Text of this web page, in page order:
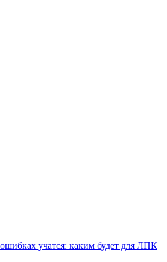
учатся: каким будет для ЛПК